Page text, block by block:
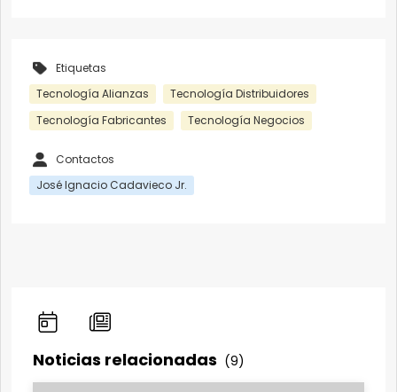
Etiquetas
Tecnología Alianzas
Tecnología Distribuidores
Tecnología Fabricantes
Tecnología Negocios
Contactos
José Ignacio Cadavieco Jr.
Noticias relacionadas (9)